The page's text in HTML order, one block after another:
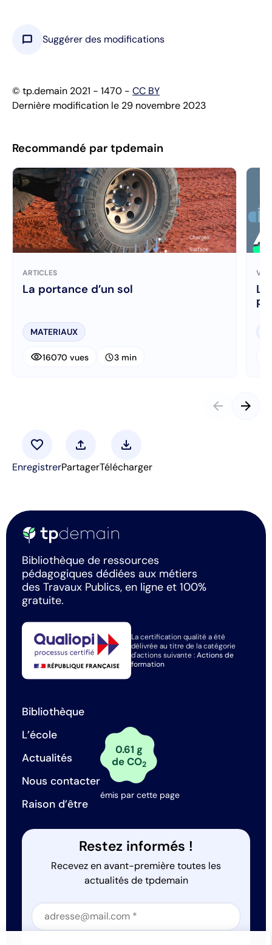
chat_bubble Suggérer des modifications
© tp.demain 2021 - 1470 - CC BY
Dernière modification le 29 novembre 2023
Recommandé par tpdemain
ARTICLES
La portance d’un sol
MATERIAUX
visibility16070 vues schedule3 min
arrow_back arrow_forward
favorite
Enregistrer
upload
Partager
download
Télécharger
Bibliothèque de ressources
pédagogiques dédiées aux métiers
des Travaux Publics, en ligne et 100%
gratuite.
La certification qualité a été
délivrée au titre de la catégorie
d'actions suivante :Actions de
formation
Bibliothèque
L’école
Actualités
Nous contacter
Raison d’être
0.61 g
de CO2
émis par cette page
Restez informés !
Recevez en avant-première toutes les
actualités de tpdemain
Section